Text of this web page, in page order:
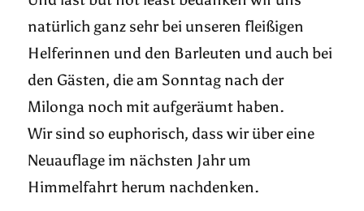
natürlich ganz sehr bei unseren fleißigen
Helferinnen und den Barleuten und auch bei
den Gästen, die am Sonntag nach der
Milonga noch mit aufgeräumt haben.
Wir sind so euphorisch, dass wir über eine
Neuauflage im nächsten Jahr um
Himmelfahrt herum nachdenken.